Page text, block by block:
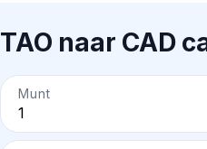
TAO naar CAD
Munt